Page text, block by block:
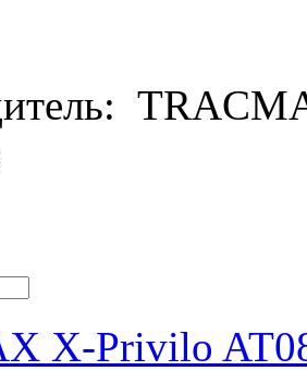
X-Privilo